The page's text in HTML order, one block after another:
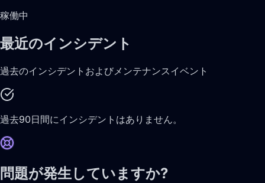
稼働中
最近のインシデント
過去のインシデントおよびメンテナンスイベント
過去90日間にインシデントはありません。
問題が発生していますか?